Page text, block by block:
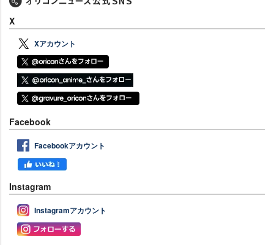
X
Xアカウント
Facebook
Facebookアカウント
Instagram
Instagramアカウント